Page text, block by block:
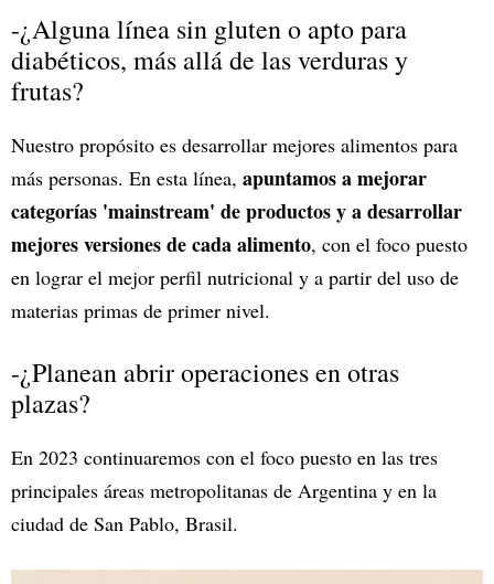
-¿Alguna línea sin gluten o apto para
diabéticos, más allá de las verduras y
frutas?
Nuestro propósito es desarrollar mejores alimentos para
más personas. En esta línea, apuntamos a mejorar
categorías 'mainstream' de productos y a desarrollar
mejores versiones de cada alimento, con el foco puesto
en lograr el mejor perfil nutricional y a partir del uso de
materias primas de primer nivel.
-¿Planean abrir operaciones en otras
plazas?
En 2023 continuaremos con el foco puesto en las tres
principales áreas metropolitanas de Argentina y en la
ciudad de San Pablo, Brasil.